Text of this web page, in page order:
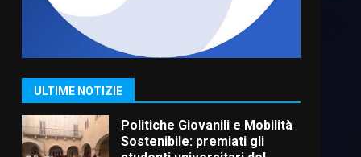
ULTIME NOTIZIE
1
Savelletri in festa, domani
sera grande spettacolo con
Politiche Giovanili e Mobilità
Sostenibile: premiati gli